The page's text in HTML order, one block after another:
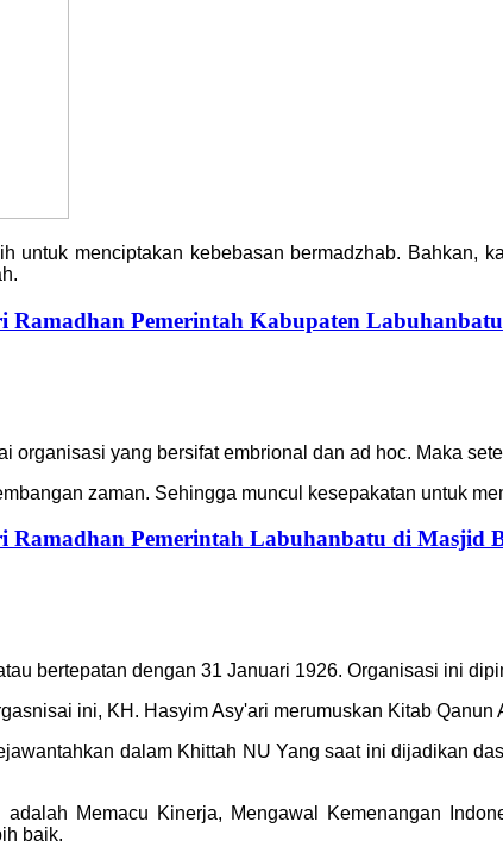
untuk menciptakan kebebasan bermadzhab.
Pemerintah Kabupaten
organisasi yang bersifat embrional dan ad hoc. Maka
zaman. Sehingga muncul kesepakatan untuk
Pemerintah Labuhanbatu di Masjid
bertepatan dengan 31 Januari 1926. Organisasi ini
ini, KH. Hasyim Asy'ari merumuskan Kitab
dalam Khittah NU Yang saat ini dijadikan
Memacu Kinerja, Mengawal Kemenangan
baik.